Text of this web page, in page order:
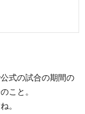
式の試合の期間の
こと。
。